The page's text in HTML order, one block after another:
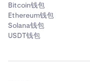
Bitcoin钱包
Ethereum钱包
Solana钱包
USDT钱包